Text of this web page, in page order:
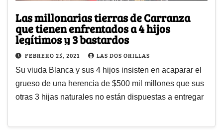
Las millonarias tierras de Carranza
que tienen enfrentados a 4 hijos
legítimos y 3 bastardos
FEBRERO 25, 2021 LAS DOS ORILLAS
Su viuda Blanca y sus 4 hijos insisten en acaparar el
grueso de una herencia de $500 mil millones que sus
otras 3 hijas naturales no están dispuestas a entregar